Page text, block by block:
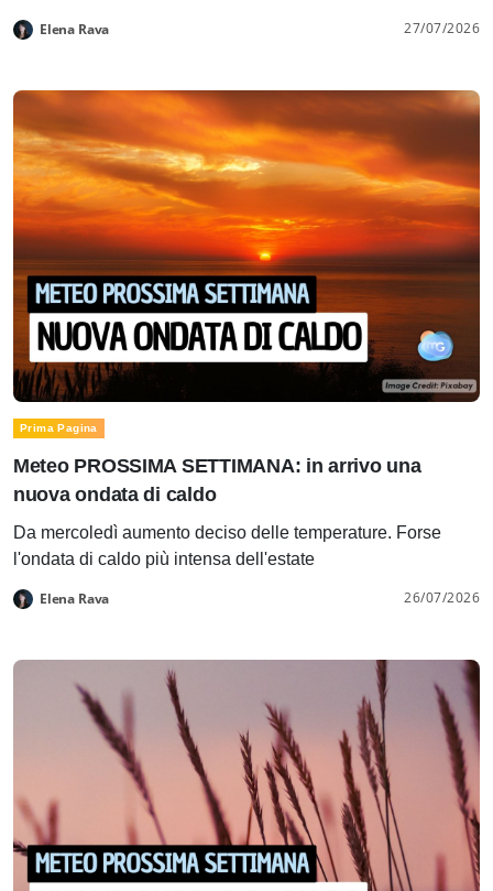
Elena Rava 27/07/2026
Prima Pagina
Meteo PROSSIMA SETTIMANA: in arrivo una
nuova ondata di caldo
Da mercoledì aumento deciso delle temperature. Forse
l'ondata di caldo più intensa dell'estate
Elena Rava 26/07/2026